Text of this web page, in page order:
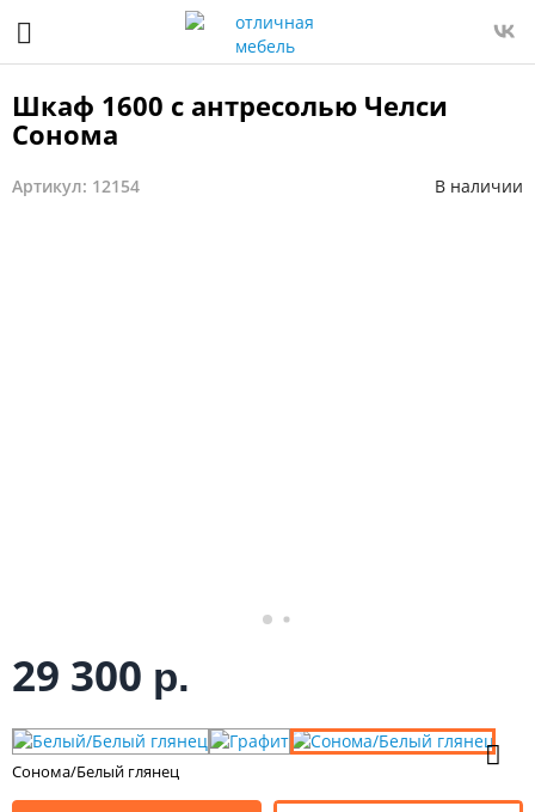
Шкаф 1600 с антресолью Челси
Сонома
Артикул: 12154 В наличии
29 300 р.
Сонома/Белый глянец